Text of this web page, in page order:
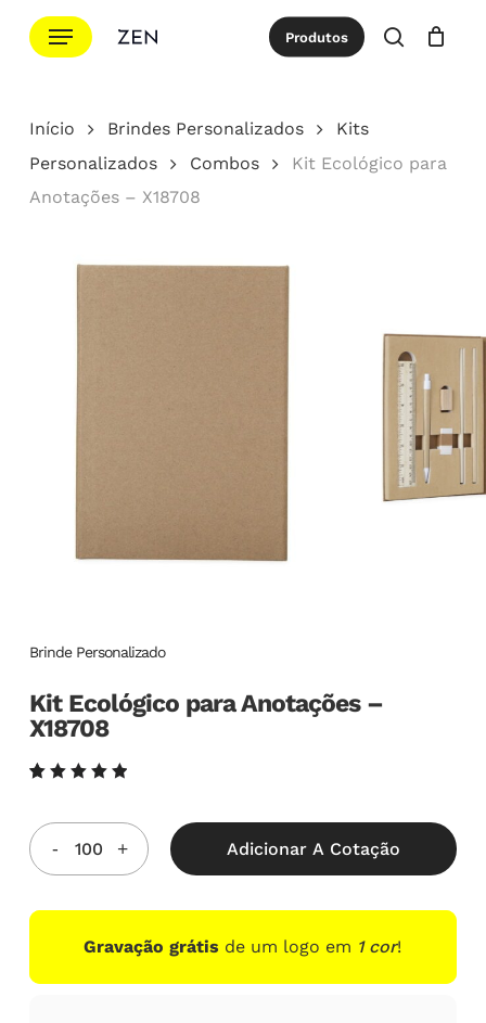
para
principal
Menu Produtos
procurar
Cotação Close
Início Brindes Personalizados
Kits
Personalizados
Combos
Kit Ecológico para
Anotações – X18708
Brinde Personalizado
Kit Ecológico para Anotações –
X18708
5.00de
5, com
baseado
em
clientes
Adicionar A Cotação
Gravação grátis de um logo em 1 cor!